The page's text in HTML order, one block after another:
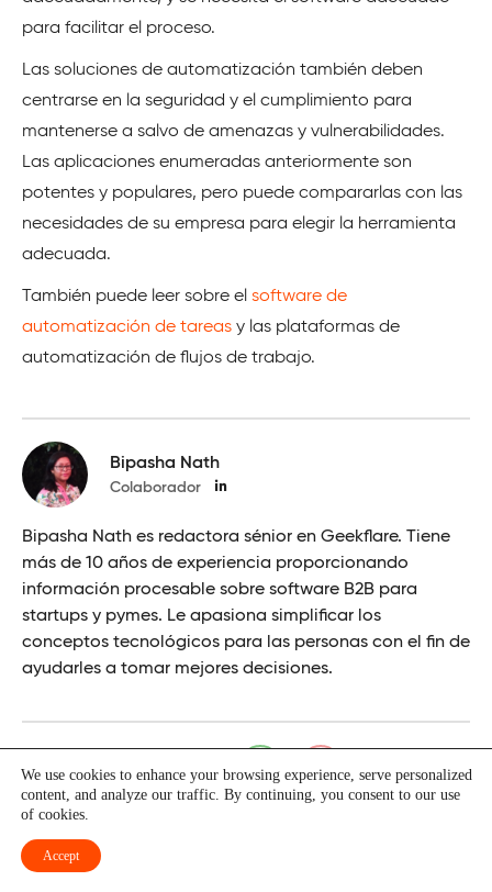
para facilitar el proceso.
Las soluciones de automatización también deben
centrarse en la seguridad y el cumplimiento para
mantenerse a salvo de amenazas y vulnerabilidades.
Las aplicaciones enumeradas anteriormente son
potentes y populares, pero puede compararlas con las
necesidades de su empresa para elegir la herramienta
adecuada.
También puede leer sobre el software de
automatización de tareas y las plataformas de
automatización de flujos de trabajo.
Bipasha Nath
Colaborador
Bipasha Nath es redactora sénior en Geekflare. Tiene
más de 10 años de experiencia proporcionando
información procesable sobre software B2B para
startups y pymes. Le apasiona simplificar los
conceptos tecnológicos para las personas con el fin de
ayudarles a tomar mejores decisiones.
¿Le ha resultado útil?
We use cookies to enhance your browsing experience, serve personalized
content, and analyze our traffic. By continuing, you consent to our use
of cookies.
Accept